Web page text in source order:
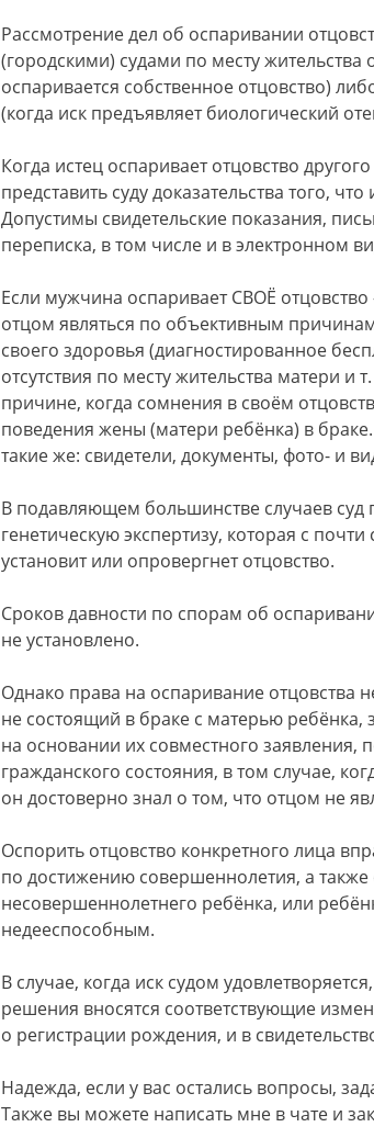
Рассмотрение дел об оспаривании
(городскими) судами по месту жительства
оспаривается собственное отцовство)
(когда иск предъявляет биологический
Когда истец оспаривает отцовство
представить суду доказательства того,
Допустимы свидетельские показания,
переписка, в том числе и в электронном
Если мужчина оспаривает СВОЁ
отцом являться по объективным
своего здоровья (диагностированное
отсутствия по месту жительства матери и
причине, когда сомнения в своём
поведения жены (матери ребёнка) в
такие же: свидетели, документы, фото- и
В подавляющем большинстве случаев суд
генетическую экспертизу, которая с
установит или опровергнет отцовство.
Сроков давности по спорам об
не установлено.
Однако права на оспаривание отцовства
не состоящий в браке с матерью ребёнка,
на основании их совместного заявления,
гражданского состояния, в том случае,
он достоверно знал о том, что отцом не
Оспорить отцовство конкретного лица
по достижению совершеннолетия, а также
несовершеннолетнего ребёнка, или
недееспособным.
В случае, когда иск судом
решения вносятся соответствующие
о регистрации рождения, и в
Надежда, если у вас остались вопросы,
Также вы можете написать мне в чате и